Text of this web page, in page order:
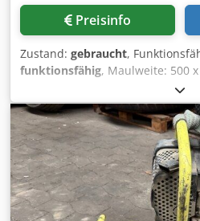
Preisinfo
Zustand: gebraucht,
funktionsfähig, Maulweite: 500
80 mm Gewicht: 6.100 kg
Tyaqjx Amxswa Die Maschine
werkstattüberholt mit neuen
Seitenkeilen ausgestattet